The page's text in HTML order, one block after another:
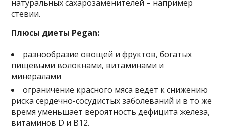
натуральных сахарозаменителей – например
стевии.
Плюсы диеты Pegan:
разнообразие овощей и фруктов, богатых
пищевыми волокнами, витаминами и
минералами
ограничение красного мяса ведет к снижению
риска сердечно-сосудистых заболеваний и в то же
время уменьшает вероятность дефицита железа,
витаминов D и В12.